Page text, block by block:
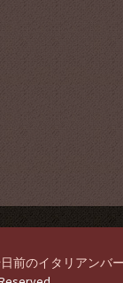
前のイタリアンバ